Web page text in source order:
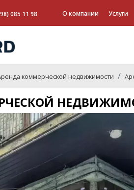
085 11 98 О компании Услуги
коммерческой недвижимости